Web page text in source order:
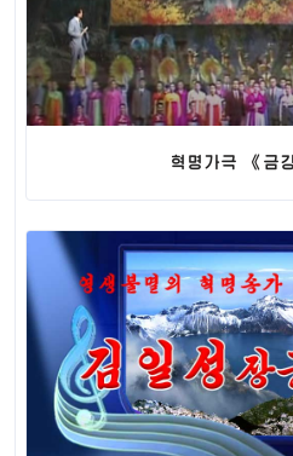
혁명가극 《금